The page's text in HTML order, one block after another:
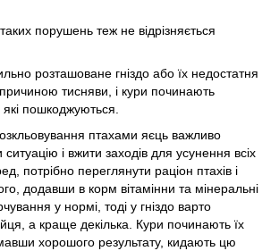
порушень теж не відрізняється
розташоване гніздо або їх недостатня
причиною тисняви, і кури починають
пошкоджуються.
птахами яєць важливо
і вжити заходів для усунення всіх
потрібно переглянути раціон птахів і
додавши в корм вітамінни та мінеральні
у нормі, тоді у гніздо варто
а краще декілька. Кури починають їх
хорошого результату, кидають цю